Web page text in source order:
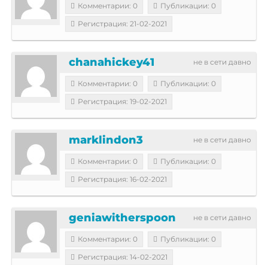
Комментарии: 0
Публикации: 0
Регистрация: 21-02-2021
не в сети давно
chanahickey41
Комментарии: 0
Публикации: 0
Регистрация: 19-02-2021
не в сети давно
marklindon3
Комментарии: 0
Публикации: 0
Регистрация: 16-02-2021
не в сети давно
geniawitherspoon
Комментарии: 0
Публикации: 0
Регистрация: 14-02-2021